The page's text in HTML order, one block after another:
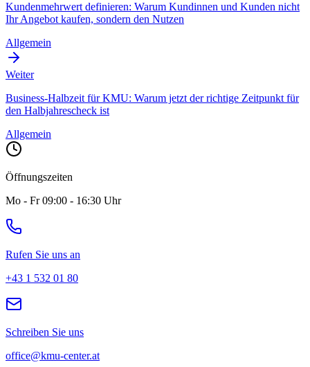
Kundenmehrwert definieren: Warum Kundinnen und Kunden nicht
Ihr Angebot kaufen, sondern den Nutzen
Allgemein
Weiter
Business-Halbzeit für KMU: Warum jetzt der richtige Zeitpunkt für
den Halbjahrescheck ist
Allgemein
Öffnungszeiten
Mo - Fr 09:00 - 16:30 Uhr
Rufen Sie uns an
+43 1 532 01 80
Schreiben Sie uns
office@kmu-center.at